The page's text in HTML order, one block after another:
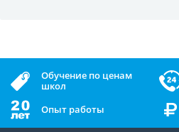
Обучение по ценам
школ
Опыт работы